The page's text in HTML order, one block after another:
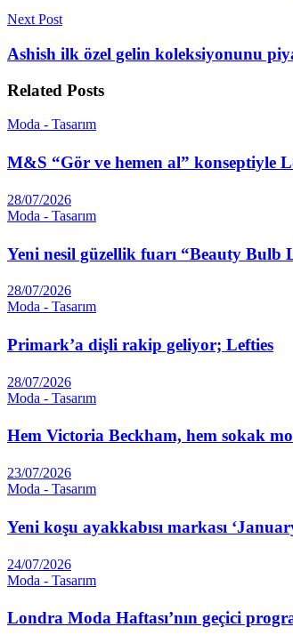
Next Post
Ashish ilk özel gelin koleksiyonunu
Related Posts
Moda - Tasarım
M&S “Gör ve hemen al” konseptiyle
28/07/2026
Moda - Tasarım
Yeni nesil güzellik fuarı “Beauty Bulb
28/07/2026
Moda - Tasarım
Primark’a dişli rakip geliyor; Lefties
28/07/2026
Moda - Tasarım
Hem Victoria Beckham, hem sokak
23/07/2026
Moda - Tasarım
Yeni koşu ayakkabısı markası
24/07/2026
Moda - Tasarım
Londra Moda Haftası’nın geçici